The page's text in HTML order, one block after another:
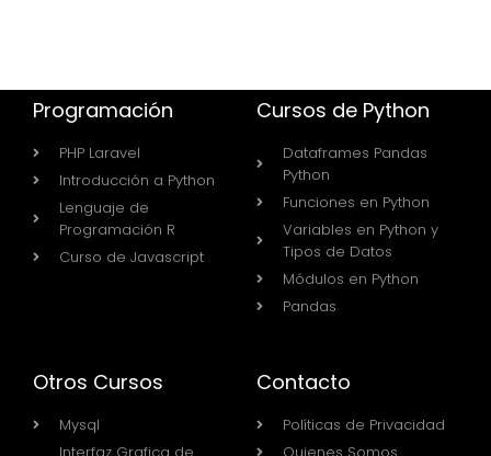
Programación
PHP Laravel
Introducción a Python
Lenguaje de
Programación R
Curso de Javascript
Cursos de Python
Dataframes Pandas
Python
Funciones en Python
Variables en Python y
Tipos de Datos
Módulos en Python
Pandas
Otros Cursos
Mysql
Contacto
Políticas de Privacidad